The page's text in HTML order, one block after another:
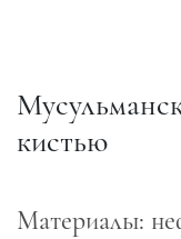
кистью
Материалы: